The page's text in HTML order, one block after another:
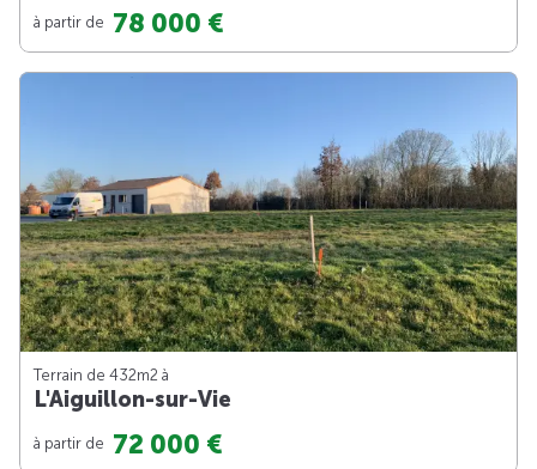
à partir de 78 000 €
Terrain de 432m2 à
L'Aiguillon-sur-Vie
à partir de 72 000 €